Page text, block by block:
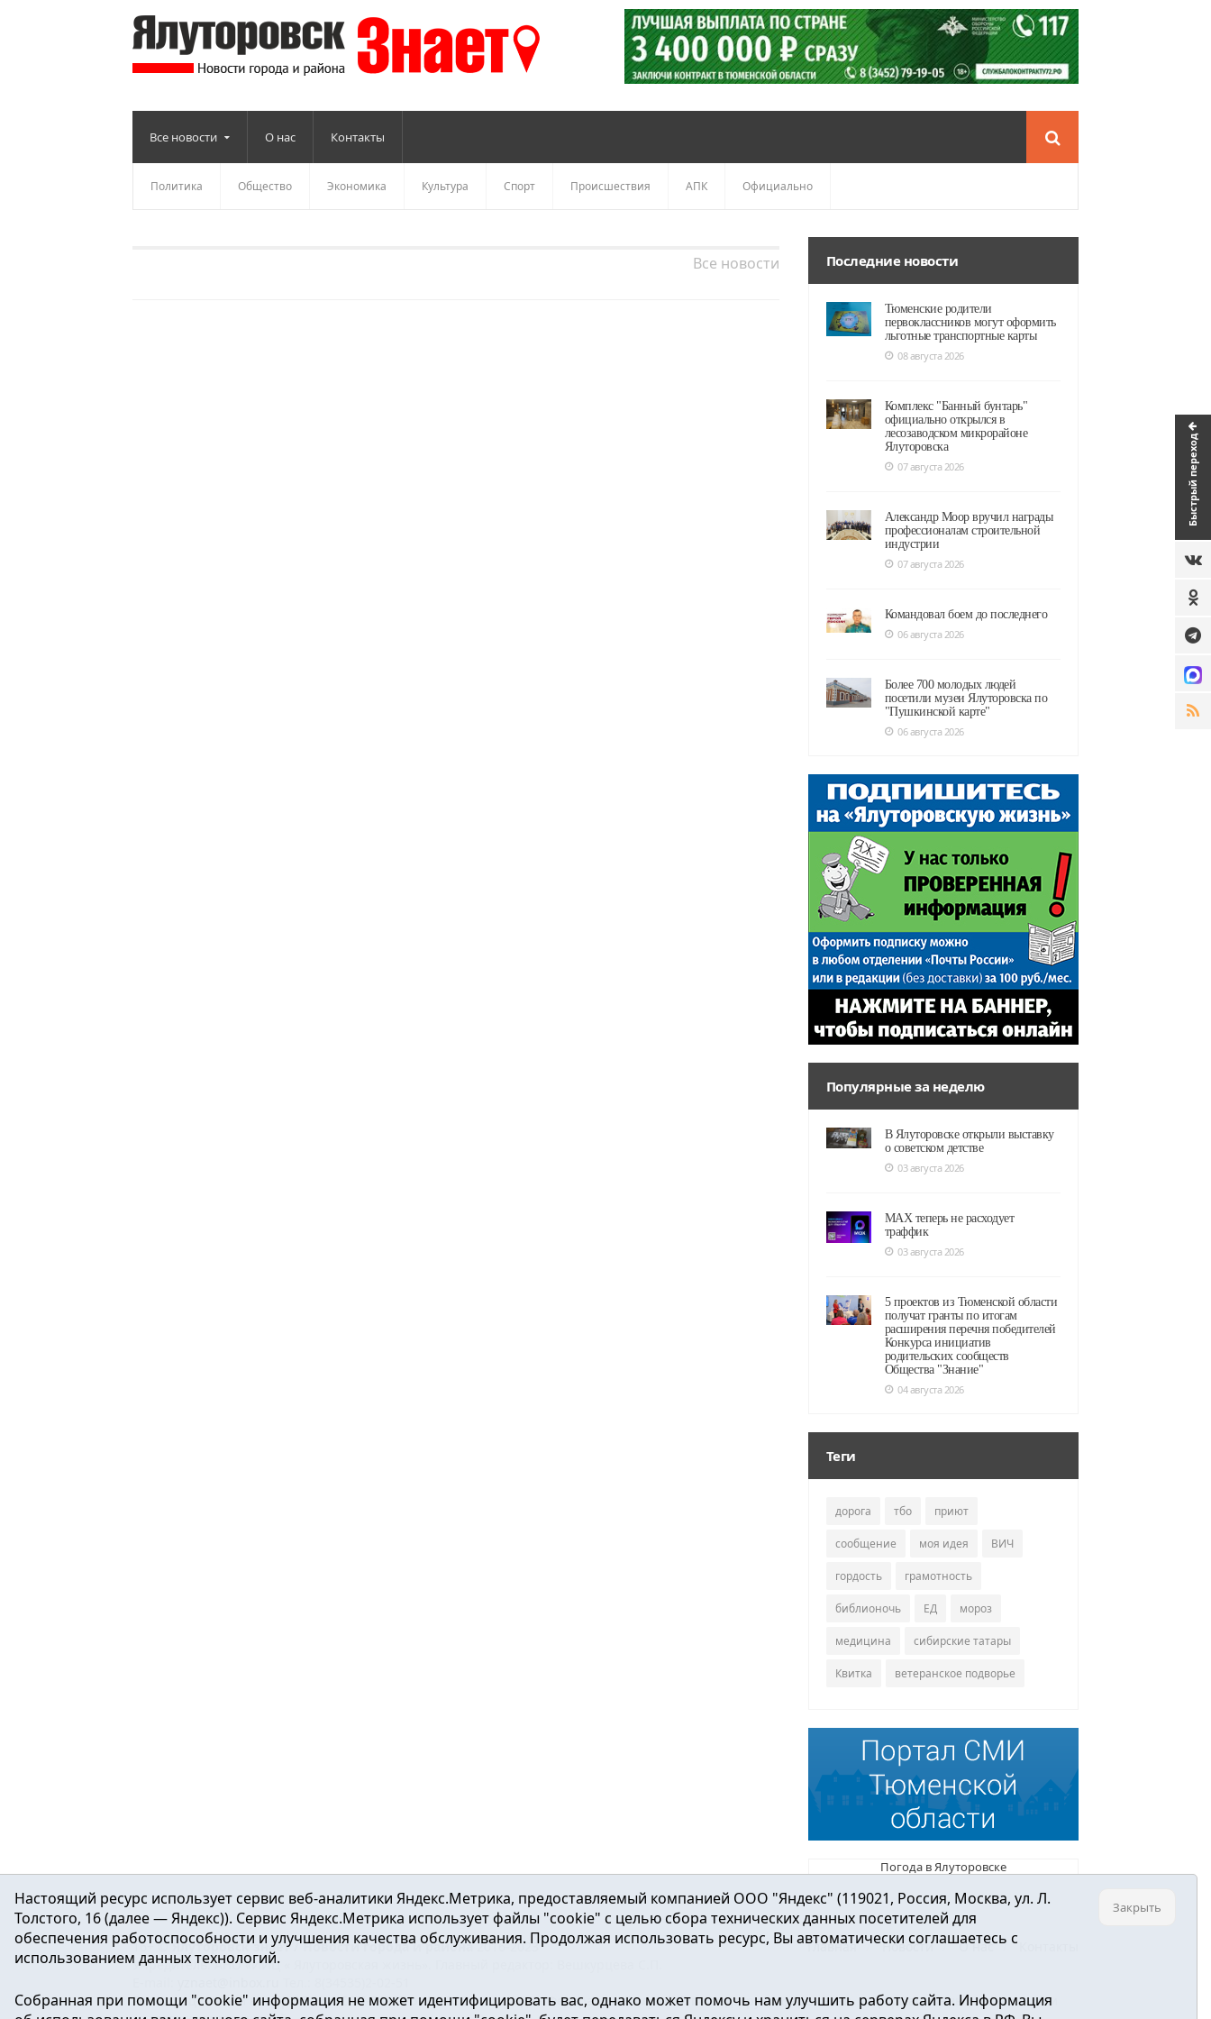
Быстрый переход
Все новости О нас Контакты
Политика Общество Экономика Культура Спорт Происшествия АПК Официально
Все новости Последние новости
Тюменские родители
первоклассников могут оформить
льготные транспортные карты
08 августа 2026
Комплекс "Банный бунтарь"
официально открылся в
лесозаводском микрорайоне
Ялуторовска
07 августа 2026
Александр Моор вручил награды
профессионалам строительной
индустрии
07 августа 2026
Командовал боем до последнего
06 августа 2026
Более 700 молодых людей
посетили музеи Ялуторовска по
"Пушкинской карте"
06 августа 2026
Популярные за неделю
В Ялуторовске открыли выставку
о советском детстве
03 августа 2026
MAX теперь не расходует
траффик
03 августа 2026
5 проектов из Тюменской области
получат гранты по итогам
расширения перечня победителей
Конкурса инициатив
родительских сообществ
Общества "Знание"
04 августа 2026
Теги
дорога тбо приют
сообщение моя идея ВИЧ
гордость грамотность
библионочь ЕД мороз
медицина сибирские татары
Квитка ветеранское подворье
Погода в Ялуторовске
Главная Новости О нас
16+ ©Ялуторовск знает / Новости города и района2016-2023
Учредитель: АНО «ИИЦ « Ялуторовская жизнь». Главный редактор: Вешкурцева С.П.
Регистрационный номер ЭЛ № ФС 77-64937 от 24.02.2016г. выдан Федеральной службой по надзору в сфере связи, информационных технологий и
Настоящий ресурс использует сервис веб-аналитики Яндекс.Метрика, предоставляемый компанией ООО "Яндекс" (119021, Россия, Москва, ул. Л.
Толстого, 16 (далее — Яндекс)). Сервис Яндекс.Метрика использует файлы "cookie" с целью сбора технических данных посетителей для
обеспечения работоспособности и улучшения качества обслуживания. Продолжая использовать ресурс, Вы автоматически соглашаетесь с
использованием данных технологий.
Собранная при помощи "cookie" информация не может идентифицировать вас, однако может помочь нам улучшить работу сайта. Информация
Закрыть